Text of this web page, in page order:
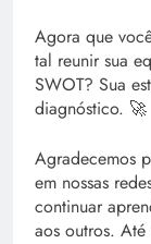
Agora que
tal reunir sua
SWOT? Sua
diagnóstico. 🚀
Agradecemos
em nossas
continuar
aos outros. Até